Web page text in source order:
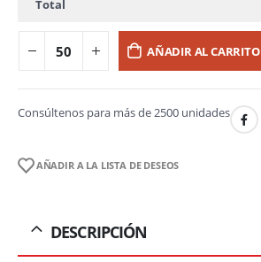
Total
AÑADIR AL CARRITO
Consúltenos para más de 2500 unidades
AÑADIR A LA LISTA DE DESEOS
DESCRIPCIÓN